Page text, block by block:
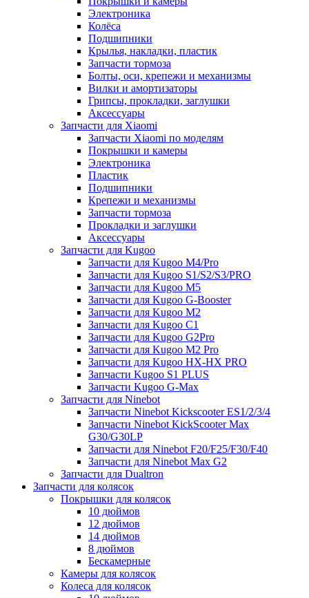
Электроника
Колёса
Подшипники
Крылья, накладки, пластик
Запчасти тормоза
Болты, оси, крепежи и механизмы
Вилки и амортизаторы
Грипсы, прокладки, заглушки
Аксессуары
Запчасти для Xiaomi
Запчасти Xiaomi по моделям
Покрышки и камеры
Электроника
Пластик
Подшипники
Крепежи и механизмы
Запчасти тормоза
Прокладки и заглушки
Аксессуары
Запчасти для Kugoo
Запчасти для Kugoo M4/Pro
Запчасти для Kugoo S1/S2/S3/PRO
Запчасти для Kugoo M5
Запчасти для Kugoo G-Booster
Запчасти для Kugoo M2
Запчасти для Kugoo C1
Запчасти для Kugoo G2Pro
Запчасти для Kugoo M2 Pro
Запчасти для Kugoo HX-HX PRO
Запчасти Kugoo S1 PLUS
Запчасти Kugoo G-Max
Запчасти для Ninebot
Запчасти Ninebot Kickscooter ES1/2/3/4
Запчасти Ninebot KickScooter Max
G30/G30LP
Запчасти для Ninebot F20/F25/F30/F40
Запчасти для Ninebot Max G2
Запчасти для Dualtron
Запчасти для колясок
Покрышки для колясок
10 дюймов
12 дюймов
14 дюймов
8 дюймов
Бескамерные
Камеры для колясок
Колеса для колясок